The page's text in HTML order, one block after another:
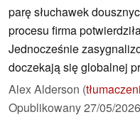
parę słuchawek
procesu firma
Jednocześnie
doczekają się globalnej
Alex Alderson (
Opublikowany27/05/2026